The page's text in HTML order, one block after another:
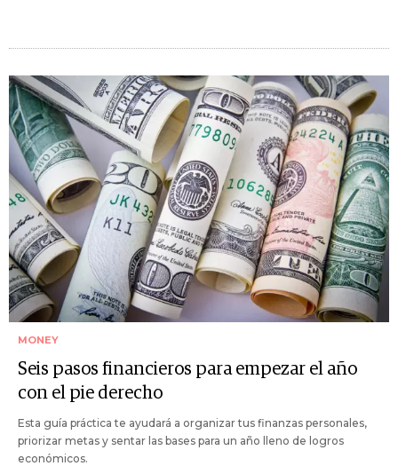
MONEY
Seis pasos financieros para empezar el año
con el pie derecho
Esta guía práctica te ayudará a organizar tus finanzas personales,
priorizar metas y sentar las bases para un año lleno de logros
económicos.